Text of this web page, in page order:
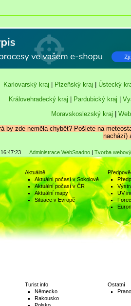
Karlovarský kraj Plzeňský kraj
Ústecký
Královehradecký kraj
Pardubický kraj
Moravskoslezský kraj
by zde neměla chybět? Pošlete na
nachází)
Administrace WebSnadno| Tvorba
Aktuálně
Aktuální počasí v Sokolově
Aktuální počasí v ČR
Aktuální mapy
Situace v Evropě
UV
Turist info
Německo
Rakousko
Ostatní